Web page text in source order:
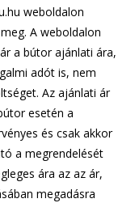
weboldalon
A weboldalon
a bútor ajánlati ára,
adót is, nem
Az ajánlati ár
esetén a
és csak akkor
a megrendelését
ára az az ár,
megadásra